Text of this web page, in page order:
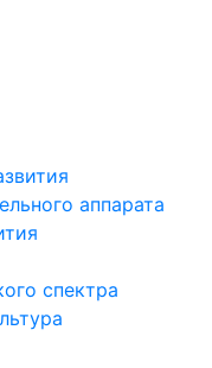
аппарата
спектра